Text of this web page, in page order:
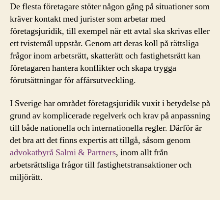
De flesta företagare stöter någon gång på situationer som
kräver kontakt med jurister som arbetar med
företagsjuridik, till exempel när ett avtal ska skrivas eller
ett tvistemål uppstår. Genom att deras koll på rättsliga
frågor inom arbetsrätt, skatterätt och fastighetsrätt kan
företagaren hantera konflikter och skapa trygga
förutsättningar för affärsutveckling.
I Sverige har området företagsjuridik vuxit i betydelse på
grund av komplicerade regelverk och krav på anpassning
till både nationella och internationella regler. Därför är
det bra att det finns expertis att tillgå, såsom genom
advokatbyrå Salmi & Partners, inom allt från
arbetsrättsliga frågor till fastighetstransaktioner och
miljörätt.